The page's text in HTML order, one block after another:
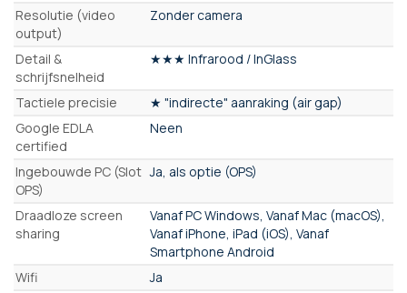
Resolutie (video
output)
Zonder camera
Detail &
schrijfsnelheid
★★★ Infrarood / InGlass
Tactiele precisie
★ "indirecte" aanraking (air gap)
Google EDLA
certified
Neen
Ingebouwde PC (Slot
OPS)
Ja, als optie (OPS)
Draadloze screen
sharing
Vanaf PC Windows, Vanaf Mac (macOS),
Vanaf iPhone, iPad (iOS), Vanaf
Smartphone Android
Wifi
Ja